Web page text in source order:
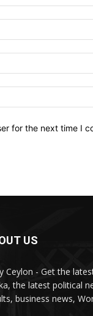
for the next time I
US
Ceylon - Get the
the latest political
business news,